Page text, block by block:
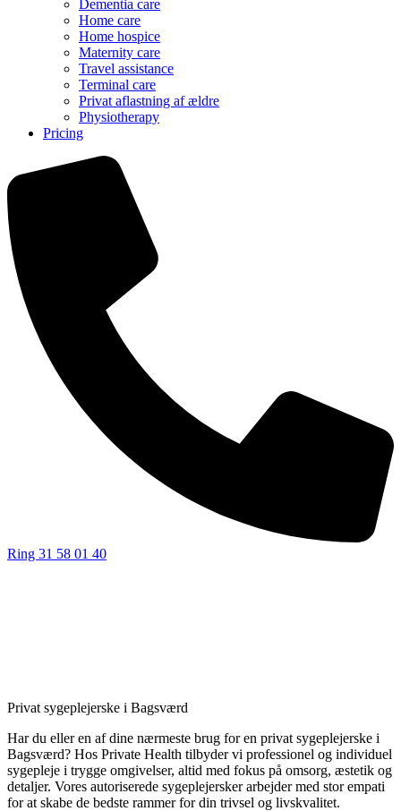
Dementia care
Home care
Home hospice
Maternity care
Travel assistance
Terminal care
Privat aflastning af ældre
Physiotherapy
Pricing
Ring 31 58 01 40
Privat sygeplejerske i Bagsværd
Har du eller en af dine nærmeste brug for en privat sygeplejerske i
Bagsværd? Hos Private Health tilbyder vi professionel og individuel
sygepleje i trygge omgivelser, altid med fokus på omsorg, æstetik og
detaljer. Vores autoriserede sygeplejersker arbejder med stor empati
for at skabe de bedste rammer for din trivsel og livskvalitet.